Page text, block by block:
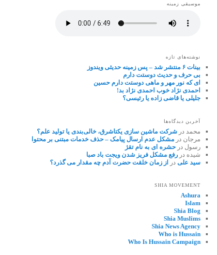
موسیقی زمینه
نوشته‌های تازه
بینات ۶ منتشر شد – پس زمینه حدیثی ویندوز
بی حرف و حدیث دوستت دارم
ای که نور مهر و ماهی دوستت دارم حسین
احمدی نژاد خوب احمدی نژاد بد!
جلیلی یا قاضی زاده یا رئیسی؟
آخرین دیدگاه‌ها
محمد درشرکت ماشین سازی یکتاشرق، خالی‌بندی یا تولید علم؟
مرجان درمشکل عدم ارسال پیامک – حذف خدمات مبتنی بر محتوا
رسول درحشره ای به نام تقژ
شیده دررفع مشکل فریز شدن ویجت باد صبا
سید علی در از زمان خلقت حضرت آدم چه مقدار می گذرد؟
SHIA MOVEMENT
Ashura
Islam
Shia Blog
Shia Muslims
Shia News Agency
Who is Hussain
Who Is Hussain Campaign